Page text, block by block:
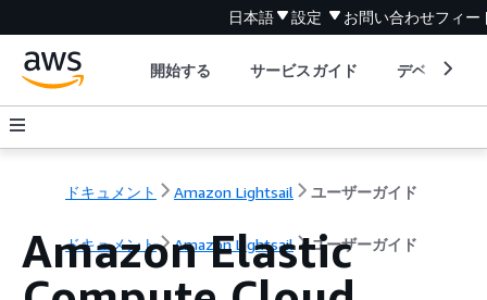
日本語 設定 お問い合わせフィー
開始する サービスガイド デベロッパ
ドキュメント Amazon Lightsail ユーザーガイド
ドキュメント Amazon Lightsail ユーザーガイド
Amazon Elastic